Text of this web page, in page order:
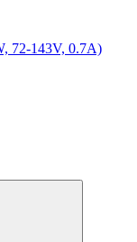
72-143V, 0.7A)